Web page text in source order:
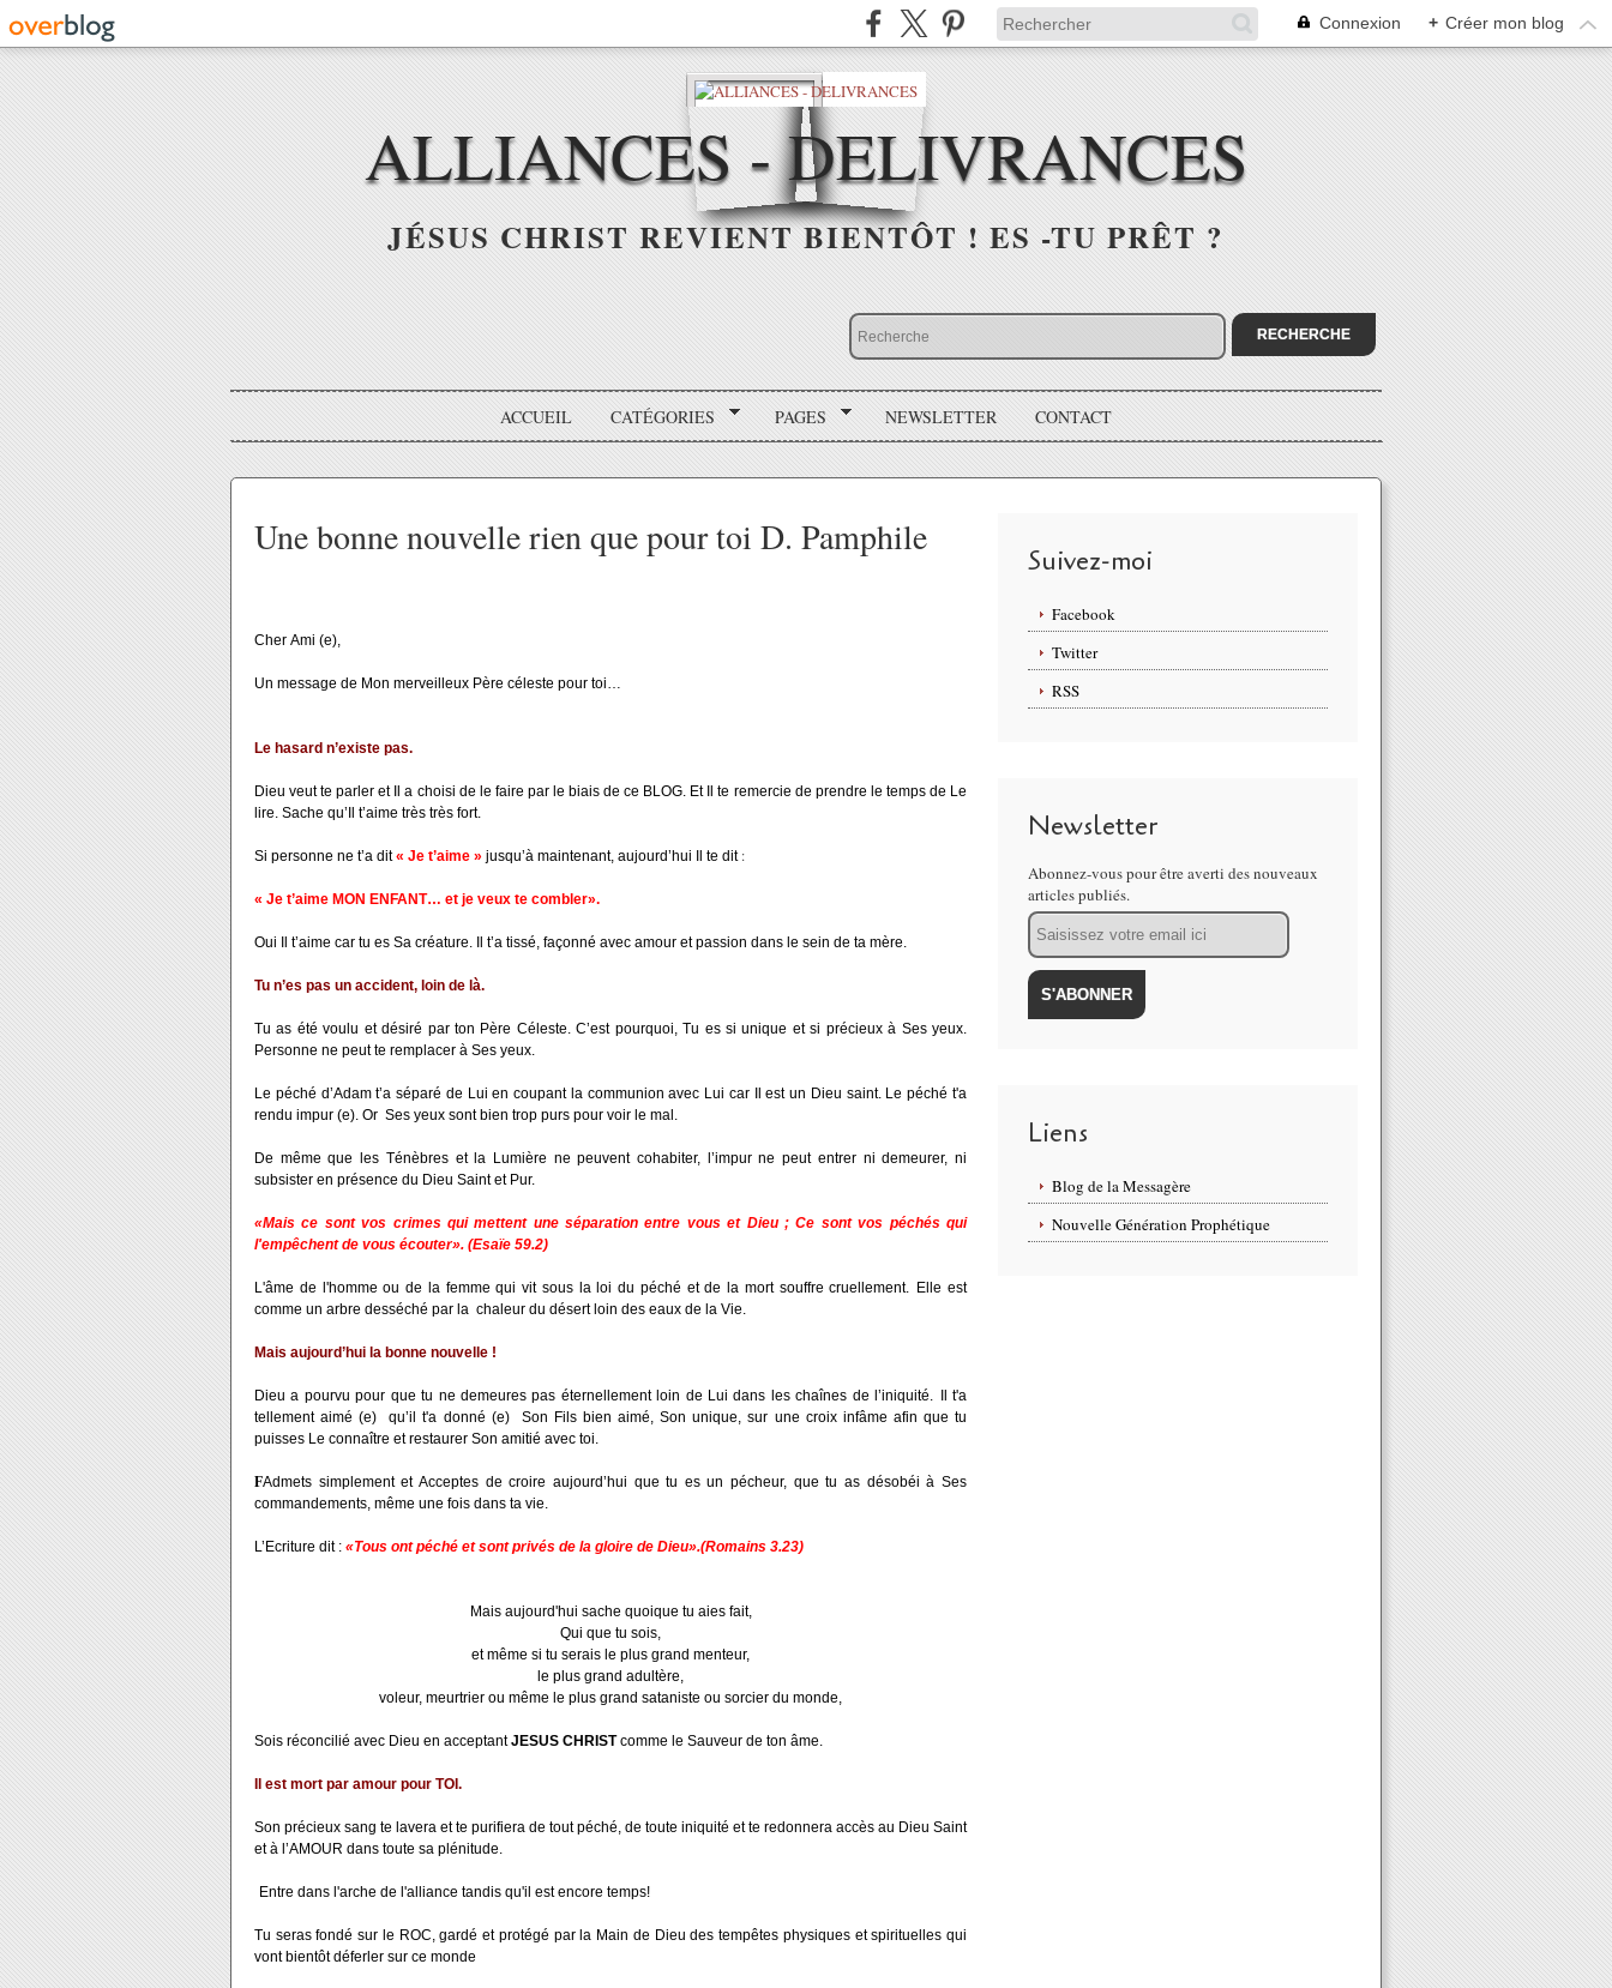
Connexion + Créer mon blog
ALLIANCES - DELIVRANCES
JÉSUS CHRIST REVIENT BIENTÔT ! ES -TU PRÊT ?
ACCUEIL CATÉGORIES PAGES NEWSLETTER CONTACT
Une bonne nouvelle rien que pour toi D. Pamphile
Cher Ami (e),
Un message de Mon merveilleux Père céleste pour toi…
Le hasard n’existe pas.
Dieu veut te parler et Il a choisi de le faire par le biais de ce BLOG. Et Il te remercie de prendre le temps de Le
lire. Sache qu’Il t’aime très très fort.
Si personne ne t’a dit« Je t’aime » jusqu’à maintenant, aujourd’hui Il te dit:
« Je t’aime MON ENFANT… et je veux te combler».
Oui Il t’aime car tu es Sa créature. Il t’a tissé, façonné avec amour et passion dans le sein de ta mère.
Tu n’es pas un accident, loin de là.
Tu as été voulu et désiré par ton Père Céleste. C’est pourquoi, Tu es si unique et si précieux à Ses yeux.
Personne ne peut te remplacer à Ses yeux.
Le péché d’Adam t’a séparé de Lui en coupant la communion avec Lui car Il est un Dieu saint. Le péché t'a
rendu impur (e). Or Ses yeux sont bien trop purs pour voir le mal.
De même que les Ténèbres et la Lumière ne peuvent cohabiter, l’impur ne peut entrer ni demeurer, ni
subsister en présence du Dieu Saint et Pur.
«Mais ce sont vos crimes qui mettent une séparation entre vous et Dieu ; Ce sont vos péchés qui
l'empêchent de vous écouter». (Esaïe 59.2)
L'âme de l'homme ou de la femme qui vit sous la loi du péché et de la mort souffre cruellement. Elle est
comme un arbre desséché par la chaleur du désert loin des eaux de la Vie.
Mais aujourd’hui la bonne nouvelle !
Dieu a pourvu pour que tu ne demeures pas éternellement loin de Lui dans les chaînes de l’iniquité.
Il t'a
tellement aimé (e) qu’il t'a donné (e) Son Fils bien aimé, Son unique, sur une croix infâme afin que tu
puisses Le connaître et restaurer Son amitié avec toi.
FAdmets simplement et Acceptes de croire aujourd’hui que tu es un pécheur, que tu as désobéi à Ses
commandements, même une fois dans ta vie.
L’Ecriture dit : «Tous ont péché et sont privés de la gloire de Dieu».(Romains 3.23)
Mais aujourd'hui sache quoique tu aies fait,
Qui que tu sois,
et même si tu serais le plus grand menteur,
le plus grand adultère,
voleur, meurtrier ou même le plus grand sataniste ou sorcier du monde,
Sois réconcilié avec Dieu en acceptant JESUS CHRIST comme le Sauveur de ton âme.
Il est mort par amour pour TOI.
Son précieux sang te lavera et te purifiera de tout péché, de toute iniquité et te redonnera accès au Dieu Saint
et à l’AMOUR dans toute sa plénitude.
Entre dans l'arche de l'alliance tandis qu'il est encore temps!
Tu seras fondé sur le ROC, gardé et protégé par la Main de Dieu des tempêtes physiques et spirituelles qui
vont bientôt déferler sur ce monde
Suivez-moi
Facebook
Twitter
RSS
Newsletter
Abonnez-vous pour être averti des nouveaux
articles publiés.
Email
Liens
Blog de la Messagère
Nouvelle Génération Prophétique